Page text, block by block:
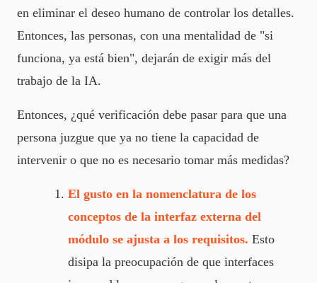
en eliminar el deseo humano de controlar los detalles.
Entonces, las personas, con una mentalidad de "si
funciona, ya está bien", dejarán de exigir más del
trabajo de la IA.
Entonces, ¿qué verificación debe pasar para que una
persona juzgue que ya no tiene la capacidad de
intervenir o que no es necesario tomar más medidas?
El gusto en la nomenclatura de los
conceptos de la interfaz externa del
módulo se ajusta a los requisitos. Esto
disipa la preocupación de que interfaces